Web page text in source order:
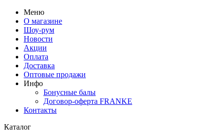
Меню
О магазине
Шоу-рум
Новости
Акции
Оплата
Доставка
Оптовые продажи
Инфо
Бонусные балы
Договор-оферта FRANKE
Контакты
Каталог